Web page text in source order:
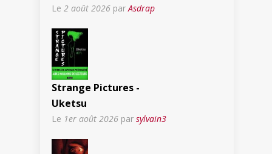
Le 2 août 2026 parAsdrap
Strange Pictures -
Uketsu
Le 1er août 2026 par sylvain3